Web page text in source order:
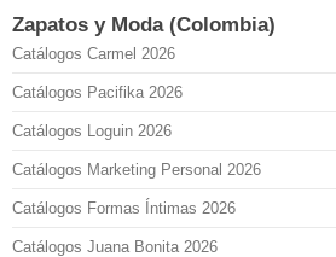
Zapatos y Moda (Colombia)
Catálogos Carmel 2026
Catálogos Pacifika 2026
Catálogos Loguin 2026
Catálogos Marketing Personal 2026
Catálogos Formas Íntimas 2026
Catálogos Juana Bonita 2026